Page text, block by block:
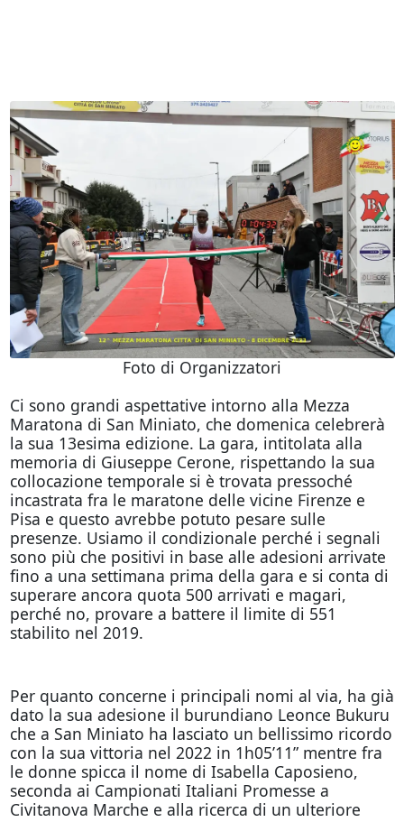
Foto di Organizzatori
Ci sono grandi aspettative intorno alla Mezza
Maratona di San Miniato, che domenica celebrerà
la sua 13esima edizione. La gara, intitolata alla
memoria di Giuseppe Cerone, rispettando la sua
collocazione temporale si è trovata pressoché
incastrata fra le maratone delle vicine Firenze e
Pisa e questo avrebbe potuto pesare sulle
presenze. Usiamo il condizionale perché i segnali
sono più che positivi in base alle adesioni arrivate
fino a una settimana prima della gara e si conta di
superare ancora quota 500 arrivati e magari,
perché no, provare a battere il limite di 551
stabilito nel 2019.
Per quanto concerne i principali nomi al via, ha già
dato la sua adesione il burundiano Leonce Bukuru
che a San Miniato ha lasciato un bellissimo ricordo
con la sua vittoria nel 2022 in 1h05’11” mentre fra
le donne spicca il nome di Isabella Caposieno,
seconda ai Campionati Italiani Promesse a
Civitanova Marche e alla ricerca di un ulteriore